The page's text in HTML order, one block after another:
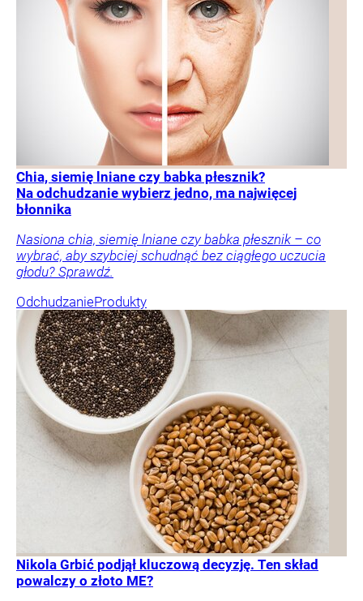
Chia, siemię lniane czy babka płesznik?
Na odchudzanie wybierz jedno, ma najwięcej
błonnika
Nasiona chia, siemię lniane czy babka płesznik – co
wybrać, aby szybciej schudnąć bez ciągłego uczucia
głodu? Sprawdź.
OdchudzanieProdukty
Nikola Grbić podjął kluczową decyzję. Ten skład
powalczy o złoto ME?